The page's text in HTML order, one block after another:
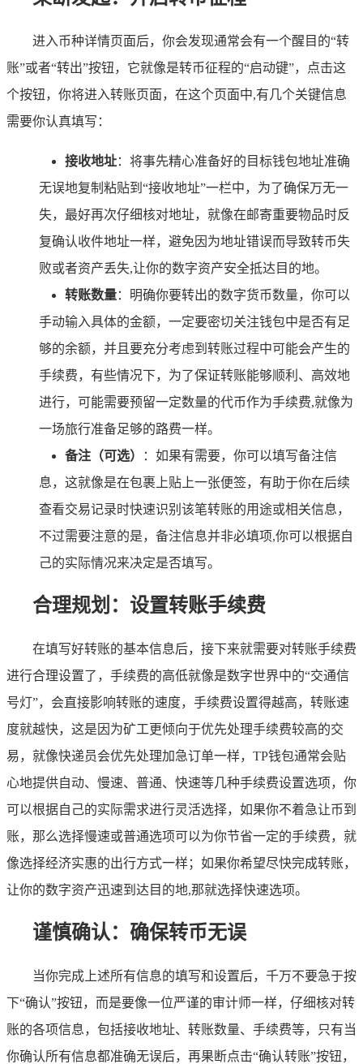
进入币种详情页面后，你会发现通常会有一个醒目的“转
账”或者“转出”按钮，它就像是转币征程的“启动键”，点击这
个按钮，你将进入转账页面，在这个页面中,有几个关键信息
需要你认真填写：
接收地址：将事先精心准备好的目标钱包地址准确
无误地复制粘贴到“接收地址”一栏中，为了确保万无一
失，最好再次仔细核对地址，就像在邮寄重要物品时反
复确认收件地址一样，避免因为地址错误而导致转币失
败或者资产丢失,让你的数字资产安全抵达目的地。
转账数量：明确你要转出的数字货币数量，你可以
手动输入具体的金额，一定要密切关注钱包中是否有足
够的余额，并且要充分考虑到转账过程中可能会产生的
手续费，有些情况下，为了保证转账能够顺利、高效地
进行，可能需要预留一定数量的代币作为手续费,就像为
一场旅行准备足够的路费一样。
备注（可选）
：如果有需要，你可以填写备注信
息，这就像是在包裹上贴上一张便签，有助于你在后续
查看交易记录时快速识别该笔转账的用途或相关信息，
不过需要注意的是，备注信息并非必填项,你可以根据自
己的实际情况来决定是否填写。
合理规划：设置转账手续费
在填写好转账的基本信息后，接下来就需要对转账手续费
进行合理设置了，手续费的高低就像是数字世界中的“交通信
号灯”，会直接影响转账的速度，手续费设置得越高，转账速
度就越快，这是因为矿工更倾向于优先处理手续费较高的交
易，就像快递员会优先处理加急订单一样，TP钱包通常会贴
心地提供自动、慢速、普通、快速等几种手续费设置选项，你
可以根据自己的实际需求进行灵活选择，如果你不着急让币到
账，那么选择慢速或普通选项可以为你节省一定的手续费，就
像选择经济实惠的出行方式一样；如果你希望尽快完成转账，
让你的数字资产迅速到达目的地,那就选择快速选项。
谨慎确认：确保转币无误
当你完成上述所有信息的填写和设置后，千万不要急于按
下“确认”按钮，而是要像一位严谨的审计师一样，仔细核对转
账的各项信息，包括接收地址、转账数量、手续费等，只有当
你确认所有信息都准确无误后，再果断点击“确认转账”按钮，